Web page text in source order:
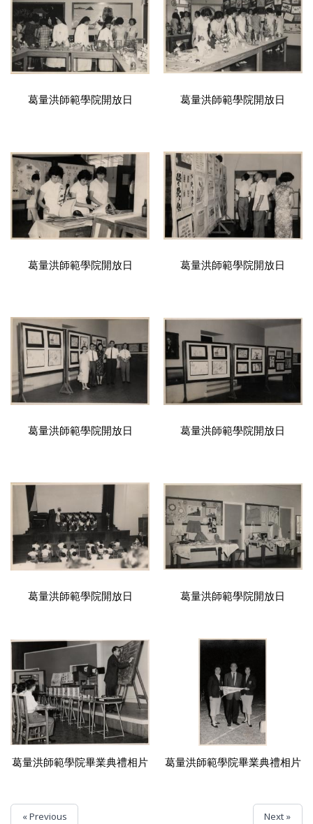
葛量洪師範學院開放日 葛量洪師範學院開放日
葛量洪師範學院開放日 葛量洪師範學院開放日
葛量洪師範學院開放日 葛量洪師範學院開放日
葛量洪師範學院開放日 葛量洪師範學院開放日
葛量洪師範學院畢業典禮相片 葛量洪師範學院畢業典禮相片
« Previous Next »